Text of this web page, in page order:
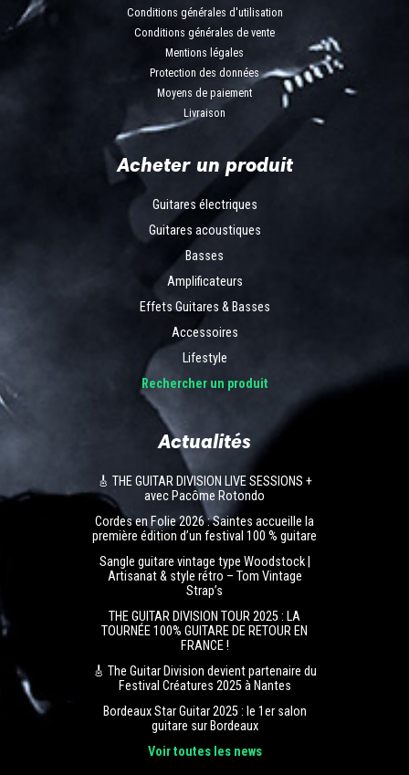
Conditions générales d'utilisation
Conditions générales de vente
Mentions légales
Protection des données
Moyens de paiement
Livraison
Acheter un produit
Guitares électriques
Guitares acoustiques
Basses
Amplificateurs
Effets Guitares & Basses
Accessoires
Lifestyle
Rechercher un produit
Actualités
🎸 THE GUITAR DIVISION LIVE SESSIONS +
avec Pacôme Rotondo
Cordes en Folie 2026 : Saintes accueille la
première édition d’un festival 100 % guitare
Sangle guitare vintage type Woodstock |
Artisanat & style rétro – Tom Vintage
Strap’s
THE GUITAR DIVISION TOUR 2025 : LA
TOURNÉE 100% GUITARE DE RETOUR EN
FRANCE !
🎸 The Guitar Division devient partenaire du
Festival Créatures 2025 à Nantes
Bordeaux Star Guitar 2025 : le 1er salon
guitare sur Bordeaux
Voir toutes les news